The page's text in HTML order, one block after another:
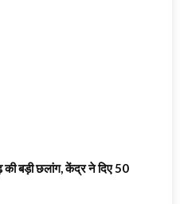
बड़ी छलांग, केंद्र ने दिए 50